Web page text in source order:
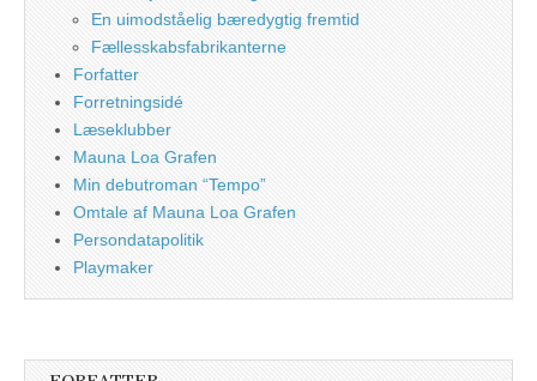
En uimodståelig bæredygtig fremtid
Fællesskabsfabrikanterne
Forfatter
Forretningsidé
Læseklubber
Mauna Loa Grafen
Min debutroman “Tempo”
Omtale af Mauna Loa Grafen
Persondatapolitik
Playmaker